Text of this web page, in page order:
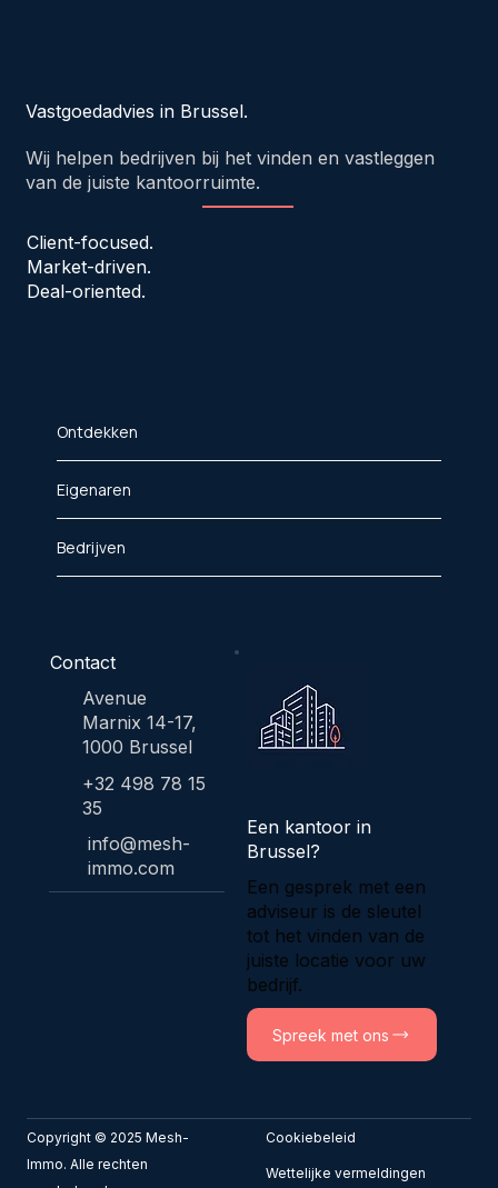
Vastgoedadvies in Brussel.
Wij helpen bedrijven bij het vinden en vastleggen
van de juiste kantoorruimte.
Client-focused.
Market-driven.
Deal-oriented.
Ontdekken
Eigenaren
Bedrijven
Contact
Avenue
Marnix 14-17,
1000 Brussel
+32 498 78 15
35
info@mesh-
immo.com
Een kantoor in
Brussel?
Een gesprek met een
adviseur is de sleutel
tot het vinden van de
juiste locatie voor uw
bedrijf.
Spreek met ons
Copyright © 2025 Mesh-
Immo. Alle rechten
Cookiebeleid
​Wettelijke vermeldingen